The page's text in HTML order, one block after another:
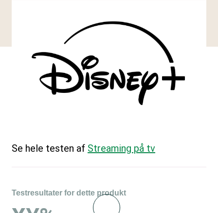
Se hele testen af Streaming på tv
Testresultater for dette produkt